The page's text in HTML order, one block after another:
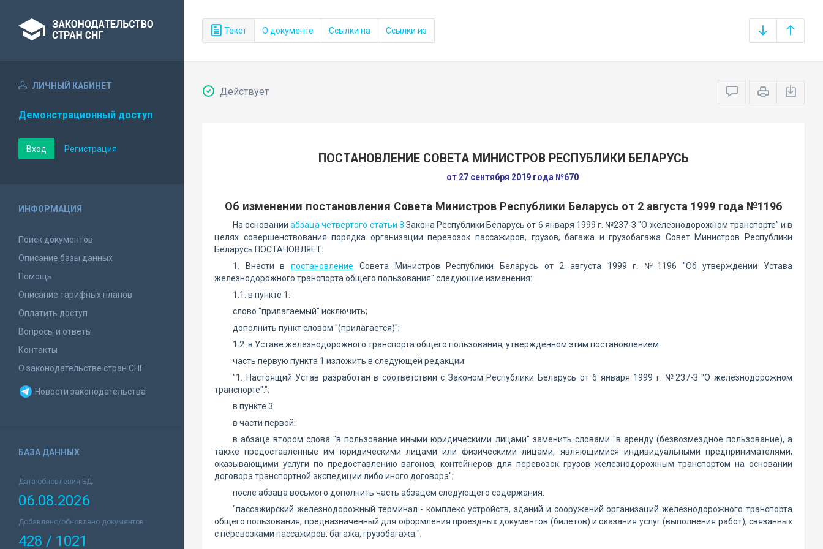
Текст О документе Ссылки на Ссылки из
ЛИЧНЫЙ КАБИНЕТ
Демонстрационный доступ
Вход Регистрация
ИНФОРМАЦИЯ
Поиск документов
Описание базы данных
Помощь
Описание тарифных планов
Оплатить доступ
Вопросы и ответы
Контакты
О законодательстве стран СНГ
Новости законодательства
БАЗА ДАННЫХ
Дата обновления БД:
06.08.2026
Добавлено/обновлено документов:
428 / 1021
Действует
ПОСТАНОВЛЕНИЕ СОВЕТА МИНИСТРОВ РЕСПУБЛИКИ БЕЛАРУСЬ
от 27 сентября 2019 года №670
Об изменении постановления Совета Министров Республики Беларусь от 2 августа 1999 года №1196
На основанииабзаца четвертого статьи 8 Закона Республики Беларусь от 6 января 1999 г. №237-З "О железнодорожном транспорте" и в
целях совершенствования порядка организации перевозок пассажиров, грузов, багажа и грузобагажа Совет Министров Республики
Беларусь ПОСТАНОВЛЯЕТ:
1. Внести впостановление Совета Министров Республики Беларусь от 2 августа 1999 г. №1196 "Об утверждении Устава
железнодорожного транспорта общего пользования" следующие изменения:
1.1. в пункте 1:
слово "прилагаемый" исключить;
дополнить пункт словом "(прилагается)";
1.2. в Уставе железнодорожного транспорта общего пользования, утвержденном этим постановлением:
часть первую пункта 1 изложить в следующей редакции:
"1. Настоящий Устав разработан в соответствии с Законом Республики Беларусь от 6 января 1999 г. №237-З "О железнодорожном
транспорте".";
в пункте 3:
в части первой:
в абзаце втором слова "в пользование иными юридическими лицами" заменить словами "в аренду (безвозмездное пользование), а
также предоставленные им юридическими лицами или физическими лицами, являющимися индивидуальными предпринимателями,
оказывающими услуги по предоставлению вагонов, контейнеров для перевозок грузов железнодорожным транспортом на основании
договора транспортной экспедиции либо иного договора";
после абзаца восьмого дополнить часть абзацем следующего содержания:
"пассажирский железнодорожный терминал - комплекс устройств, зданий и сооружений организаций железнодорожного транспорта
общего пользования, предназначенный для оформления проездных документов (билетов) и оказания услуг (выполнения работ), связанных
с перевозками пассажиров, багажа, грузобагажа;";